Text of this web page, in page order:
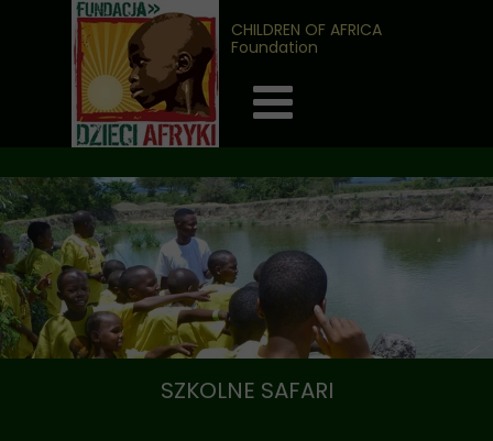
SZKOLNE SAFARI
CHILDREN OF AFRICA
Foundation